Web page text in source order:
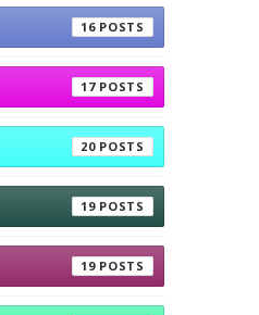
16
17
20
19
19